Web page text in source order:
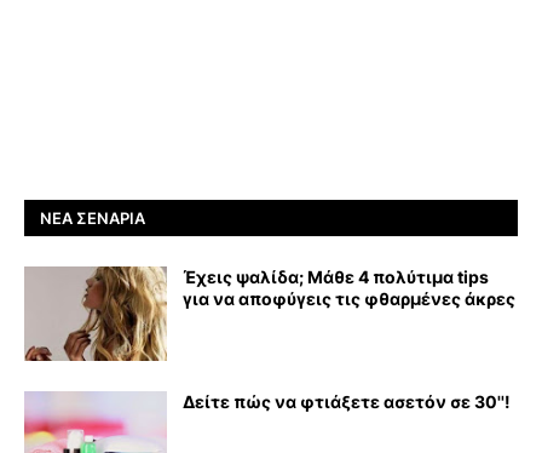
ΝΈΑ ΣΕΝΆΡΙΑ
Έχεις ψαλίδα; Μάθε 4 πολύτιμα tips
για να αποφύγεις τις φθαρμένες άκρες
Δείτε πώς να φτιάξετε ασετόν σε 30''!